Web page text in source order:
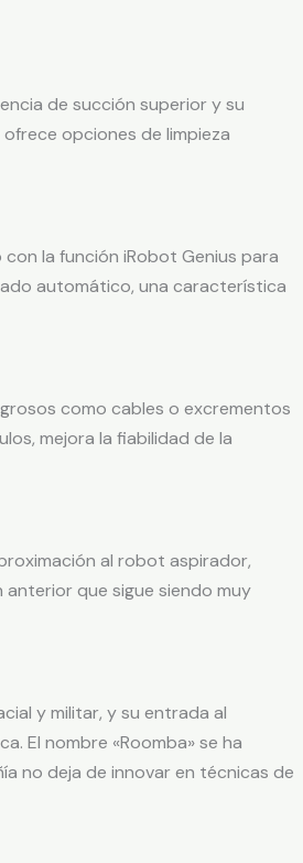
de succión superior y su
opciones de limpieza
la función iRobot Genius para
automático, una característica
como cables o excrementos
mejora la fiabilidad de la
al robot aspirador,
que sigue siendo muy
y militar, y su entrada al
El nombre «Roomba» se ha
no deja de innovar en técnicas de